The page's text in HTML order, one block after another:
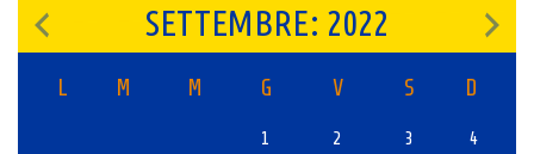
SETTEMBRE: 2022
L M M G V S D
1 2 3 4